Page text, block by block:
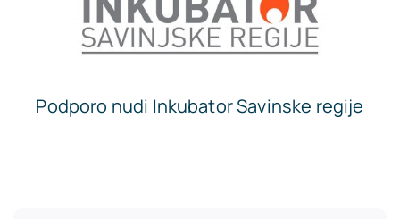
Podporo nudi Inkubator Savinske regije